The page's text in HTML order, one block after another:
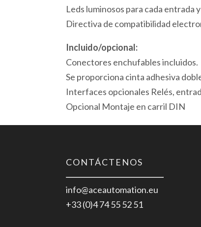
Leds luminosos para cada entrada
Directiva de compatibilidad
Incluido/opcional:
Conectores enchufables incluidos.
Se proporciona cinta adhesiva
Interfaces opcionales Relés,
Opcional Montaje en carril DIN
CONTÁCTENOS
info@aceautomation.eu
+33 (0)4 74 55 52 51